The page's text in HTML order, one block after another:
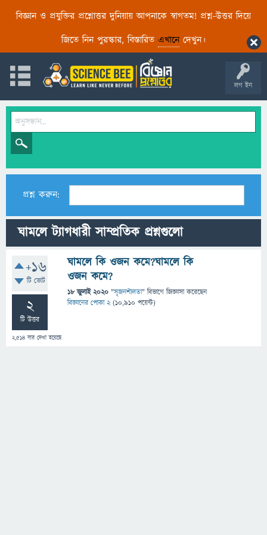
বিজ্ঞান ও প্রযুক্তির প্রশ্নোত্তর দুনিয়ায় আপনাকে স্বাগতম! প্রশ্ন-উত্তর দিয়ে
জিতে নিন পুরস্কার, বিস্তারিত এখানেদেখুন।
লগ ইন
প্রশ্ন করুন:
ঘামলে ট্যাগধারী সাম্প্রতিক প্রশ্নগুলো
+16
টি ভোট
2
টি উত্তর
2,514 বার দেখা হয়েছে
ঘামলে কি ওজন কমে?ঘামলে কি
ওজন কমে?
18 জুলাই 2020 "সৃজনশীলতা" বিভাগে জিজ্ঞাসাকরেছেন
বিজ্ঞানের পোকা 2 (10,910 পয়েন্ট)